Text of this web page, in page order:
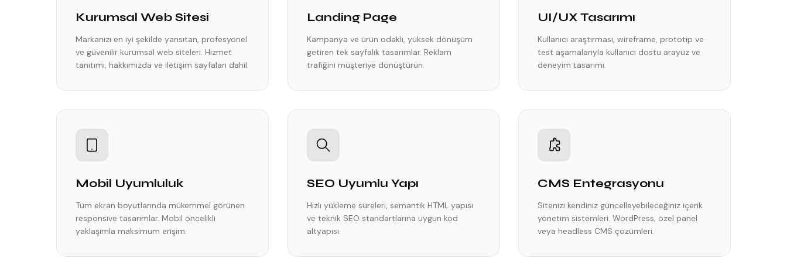
Kurumsal Web Sitesi
Markanızı en iyi şekilde yansıtan, profesyonel
ve güvenilir kurumsal web siteleri. Hizmet
tanıtımı, hakkımızda ve iletişim sayfaları dahil.
Landing Page
Kampanya ve ürün odaklı, yüksek dönüşüm
getiren tek sayfalık tasarımlar. Reklam
trafiğini müşteriye dönüştürün.
UI/UX Tasarımı
Kullanıcı araştırması, wireframe, prototip ve
test aşamalarıyla kullanıcı dostu arayüz ve
deneyim tasarımı.
Mobil Uyumluluk
Tüm ekran boyutlarında mükemmel görünen
responsive tasarımlar. Mobil öncelikli
yaklaşımla maksimum erişim.
SEO Uyumlu Yapı
Hızlı yükleme süreleri, semantik HTML yapısı
ve teknik SEO standartlarına uygun kod
altyapısı.
CMS Entegrasyonu
Sitenizi kendiniz güncelleyebileceğiniz içerik
yönetim sistemleri. WordPress, özel panel
veya headless CMS çözümleri.